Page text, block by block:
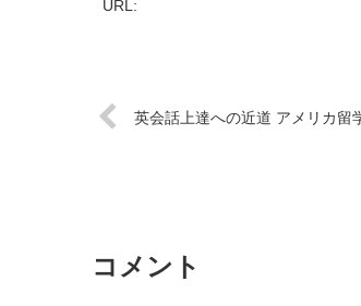
URL:
英会話上達への近道 アメリカ留
コメント